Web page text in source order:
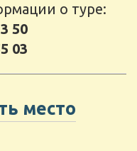
о туре:
50
03
место